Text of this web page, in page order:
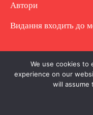
Автори
Видання входить до
Copyright © Повне
заборонено.
We use cookies to
experience on our
will assume